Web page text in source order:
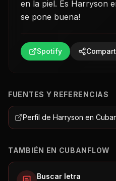
en la piel. Es Harryson
se pone buena!
Spotify
FUENTES Y REFERENCIAS
Perfil de Harryson en
TAMBIÉN EN CUBANFLOW
Buscar letra